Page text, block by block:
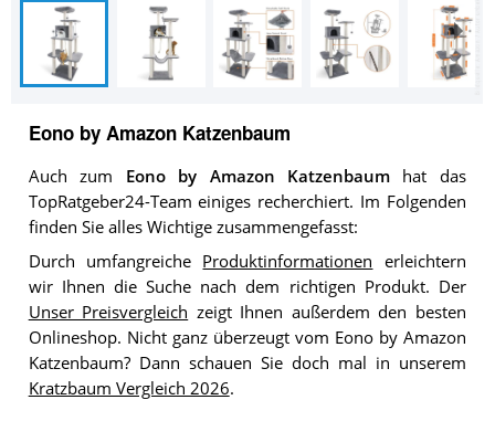
Eono by Amazon Katzenbaum
Auch zum Eono by Amazon Katzenbaumhat das
TopRatgeber24-Team einiges recherchiert. Im Folgenden
finden Sie alles Wichtige zusammengefasst:
Durch umfangreiche Produktinformationen erleichtern
wir Ihnen die Suche nach dem richtigen Produkt. Der
Unser Preisvergleich zeigt Ihnen außerdem den besten
Onlineshop. Nicht ganz überzeugt vom Eono by Amazon
Katzenbaum? Dann schauen Sie doch mal in unserem
Kratzbaum Vergleich 2026.